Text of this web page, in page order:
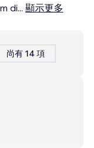
di... 顯示更多
尚有 14 項